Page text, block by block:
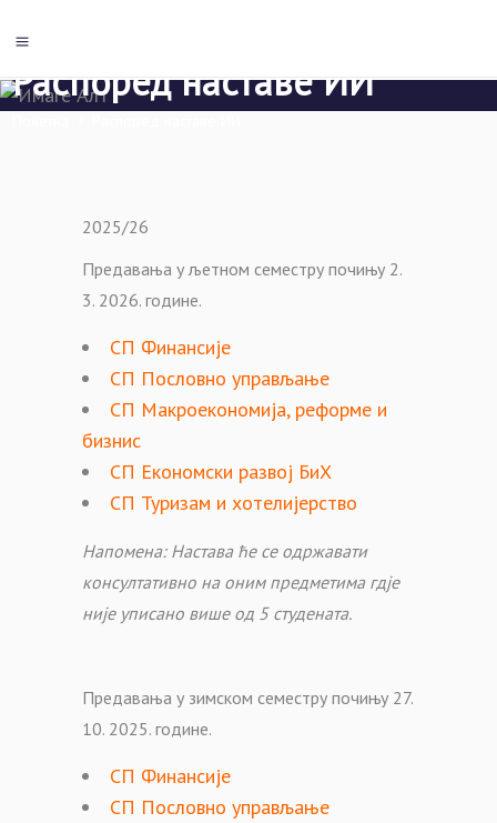
Распоред наставе ИИ
2025/26
Предавања у љетном семестру почињу 2.
3. 2026. године.
СП Финансије
СП Пословно управљање
СП Макроекономија, реформе и
бизнис
СП Економски развој БиХ
СП Туризам и хотелијерство
Напомена: Настава ће се одржавати
консултативно на оним предметима гдје
није уписано више од 5 студената.
Предавања у зимском семестру почињу 27.
10. 2025. године.
СП Финансије
СП Пословно управљање